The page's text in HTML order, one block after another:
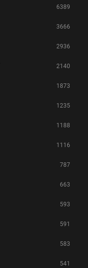
6389
3666
2936
2140
1873
1235
1188
1116
787
663
593
591
583
541